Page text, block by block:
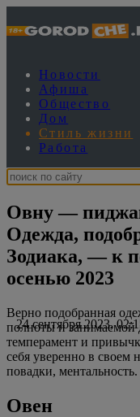
Новости
Афиша
Общество
Дом
Стиль жизни
Работа
Овну —
Одежда,
Зодиака, — к
осенью 2023
24 сентября 2023,
Верно подобранная
полноты и занимаемой
темперамент и
себя уверенно в своем
повадки,
Овен